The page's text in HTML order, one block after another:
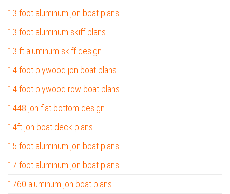
13 foot aluminum jon boat plans
13 foot aluminum skiff plans
13 ft aluminum skiff design
14 foot plywood jon boat plans
14 foot plywood row boat plans
1448 jon flat bottom design
14ft jon boat deck plans
15 foot aluminum jon boat plans
17 foot aluminum jon boat plans
1760 aluminum jon boat plans